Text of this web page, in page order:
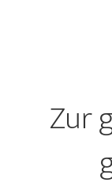
Zur